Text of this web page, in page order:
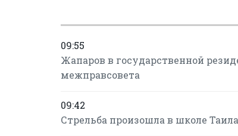
09:55
Жапаров в государственной
межправсовета
09:42
Стрельба произошла в школе